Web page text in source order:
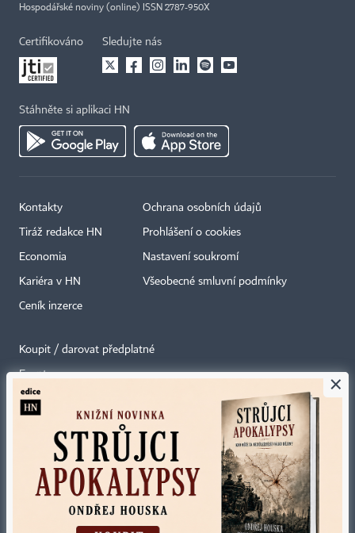
Hospodářské noviny (online) ISSN 2787-950X
Certifikováno Sledujte nás
Stáhněte si aplikaci HN
Kontakty
Tiráž redakce HN
Economia
Kariéra v HN
Ceník inzerce
Ochrana osobních údajů
Prohlášení o cookies
Nastavení soukromí
Všeobecné smluvní podmínky
Koupit / darovat předplatné
Eventy
Newslettery
Autorská práva vykonává vydavatel. Bez písemného svolení vydavatele je
zakázáno jakékoli užití částí nebo celku díla, zejména rozmnožování a šíření
jakýmkoli způsobem, mechanickým nebo elektronickým, v českém nebo
jiném jazyce. Bez souhlasu vydavatele je zakázáno též rozmnožování
×